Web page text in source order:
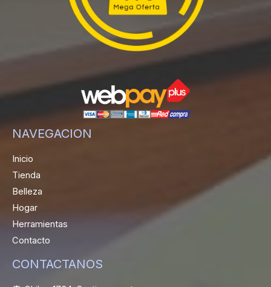
NAVEGACION
Inicio
Tienda
Belleza
Hogar
Herramientas
Contacto
CONTACTANOS